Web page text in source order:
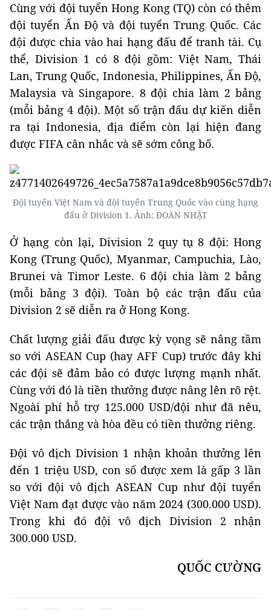
Cùng với đội tuyển Hong Kong (TQ) còn có thêm
đội tuyển Ấn Độ và đội tuyển Trung Quốc. Các
đội được chia vào hai hạng đấu để tranh tài. Cụ
thể, Division 1 có 8 đội gồm: Việt Nam, Thái
Lan, Trung Quốc, Indonesia, Philippines, Ấn Độ,
Malaysia và Singapore. 8 đội chia làm 2 bảng
(mỗi bảng 4 đội). Một số trận đấu dự kiến diễn
ra tại Indonesia, địa điểm còn lại hiện đang
được FIFA cân nhắc và sẽ sớm công bố.
Đội tuyển Việt Nam và đội tuyển Trung Quốc vào cùng hạng
đấu ở Division 1. Ảnh: ĐOÀN NHẬT
Ở hạng còn lại, Division 2 quy tụ 8 đội: Hong
Kong (Trung Quốc), Myanmar, Campuchia, Lào,
Brunei và Timor Leste. 6 đội chia làm 2 bảng
(mỗi bảng 3 đội). Toàn bộ các trận đấu của
Division 2 sẽ diễn ra ở Hong Kong.
Chất lượng giải đấu được kỳ vọng sẽ nâng tầm
so với ASEAN Cup (hay AFF Cup) trước đây khi
các đội sẽ đảm bảo có được lượng mạnh nhất.
Cùng với đó là tiền thưởng được nâng lên rõ rệt.
Ngoài phí hỗ trợ 125.000 USD/đội như đã nêu,
các trận thắng và hòa đều có tiền thưởng riêng.
Đội vô địch Division 1 nhận khoản thưởng lên
đến 1 triệu USD, con số được xem là gấp 3 lần
so với đội vô địch ASEAN Cup như đội tuyển
Việt Nam đạt được vào năm 2024 (300.000 USD).
Trong khi đó đội vô địch Division 2 nhận
300.000 USD.
QUỐC CƯỜNG